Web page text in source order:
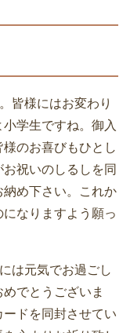
皆様にはお変わり
学生ですね。御入
のお喜びもひとし
祝いのしるしを同
め下さい。これか
なりますよう願っ
は元気でお過ごし
でとうございま
ドを同封させてい